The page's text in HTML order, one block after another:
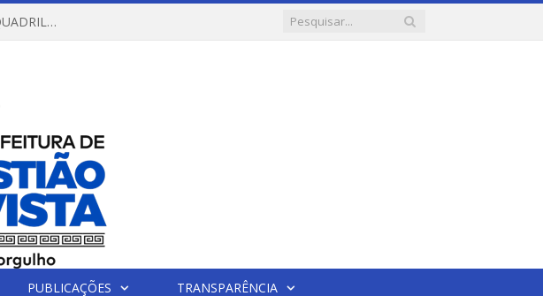
REGULAMENTO DO X CONCURSO INTERMUNICIPAL DE QUADRILHAS JUNINAS – 2026 – ARRAIÁ DA VENEZA
PUBLICAÇÕES TRANSPARÊNCIA